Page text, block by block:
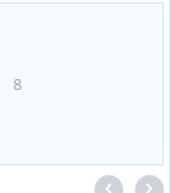
8